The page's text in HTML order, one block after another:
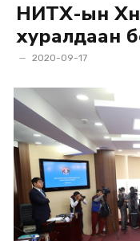
НИТХ-ын
хуралдаан
2020-09-17